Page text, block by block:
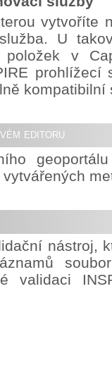
vytvoříte
U
v
prohlížecí
kompatibilní
editoru
nástroj,
validaci